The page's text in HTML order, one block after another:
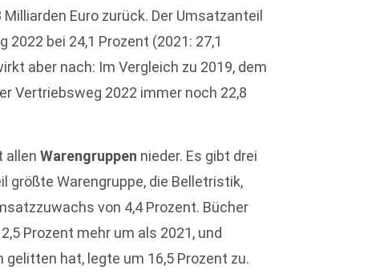
Euro zurück. Der Umsatzanteil
bei 24,1 Prozent (2021: 27,1
aber nach: Im Vergleich zu 2019, dem
Vertriebsweg 2022 immer noch 22,8
allenWarengruppen nieder. Es gibt drei
größte Warengruppe, die Belletristik,
von 4,4 Prozent. Bücher
Prozent mehr um als 2021, und
hat, legte um 16,5 Prozent zu.